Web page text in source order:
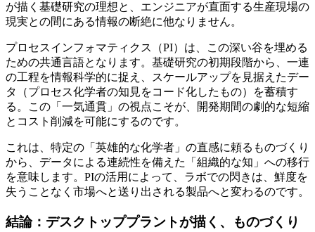
が描く基礎研究の理想と、エンジニアが直面する生産現場の
現実との間にある情報の断絶に他なりません。
プロセスインフォマティクス（PI）は、この深い谷を埋める
ための共通言語となります。基礎研究の初期段階から、一連
の工程を情報科学的に捉え、スケールアップを見据えたデー
タ（プロセス化学者の知見をコード化したもの）を蓄積す
る。この「一気通貫」の視点こそが、開発期間の劇的な短縮
とコスト削減を可能にするのです。
これは、特定の「英雄的な化学者」の直感に頼るものづくり
から、データによる連続性を備えた「組織的な知」への移行
を意味します。PIの活用によって、ラボでの閃きは、鮮度を
失うことなく市場へと送り出される製品へと変わるのです。
結論：デスクトッププラントが描く、ものづくり